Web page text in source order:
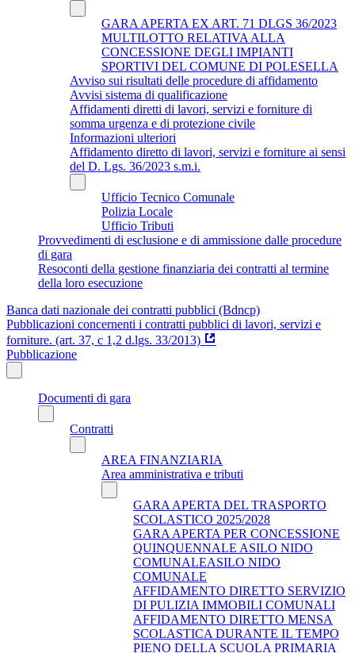
GARA APERTA EX ART. 71 DLGS 36/2023
MULTILOTTO RELATIVA ALLA
CONCESSIONE DEGLI IMPIANTI
SPORTIVI DEL COMUNE DI POLESELLA
Avviso sui risultati delle procedure di affidamento
Avvisi sistema di qualificazione
Affidamenti diretti di lavori, servizi e forniture di
somma urgenza e di protezione civile
Informazioni ulteriori
Affidamento diretto di lavori, servizi e forniture ai sensi
del D. Lgs. 36/2023 s.m.i.
Ufficio Tecnico Comunale
Polizia Locale
Ufficio Tributi
Provvedimenti di esclusione e di ammissione dalle procedure
di gara
Resoconti della gestione finanziaria dei contratti al termine
della loro esecuzione
Banca dati nazionale dei contratti pubblici (Bdncp)
Pubblicazioni concernenti i contratti pubblici di lavori, servizi e
forniture. (art. 37, c 1,2 d.lgs. 33/2013)
Pubblicazione
Documenti di gara
Contratti
AREA FINANZIARIA
Area amministrativa e tributi
GARA APERTA DEL TRASPORTO
SCOLASTICO 2025/2028
GARA APERTA PER CONCESSIONE
QUINQUENNALE ASILO NIDO
COMUNALEASILO NIDO
COMUNALE
AFFIDAMENTO DIRETTO SERVIZIO
DI PULIZIA IMMOBILI COMUNALI
AFFIDAMENTO DIRETTO MENSA
SCOLASTICA DURANTE IL TEMPO
PIENO DELLA SCUOLA PRIMARIA